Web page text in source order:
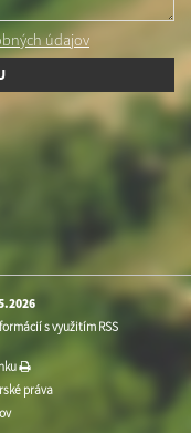
údajov
s využitím RSS
práva